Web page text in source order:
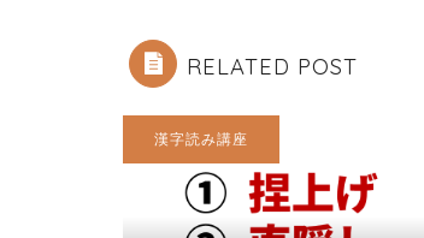
RELATED POST
漢字読み講座